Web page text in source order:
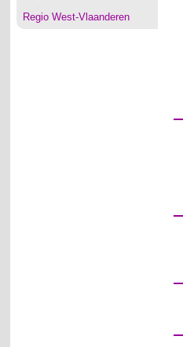
Regio West-Vlaanderen